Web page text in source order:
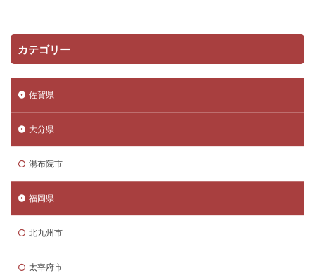
カテゴリー
佐賀県
大分県
湯布院市
福岡県
北九州市
太宰府市